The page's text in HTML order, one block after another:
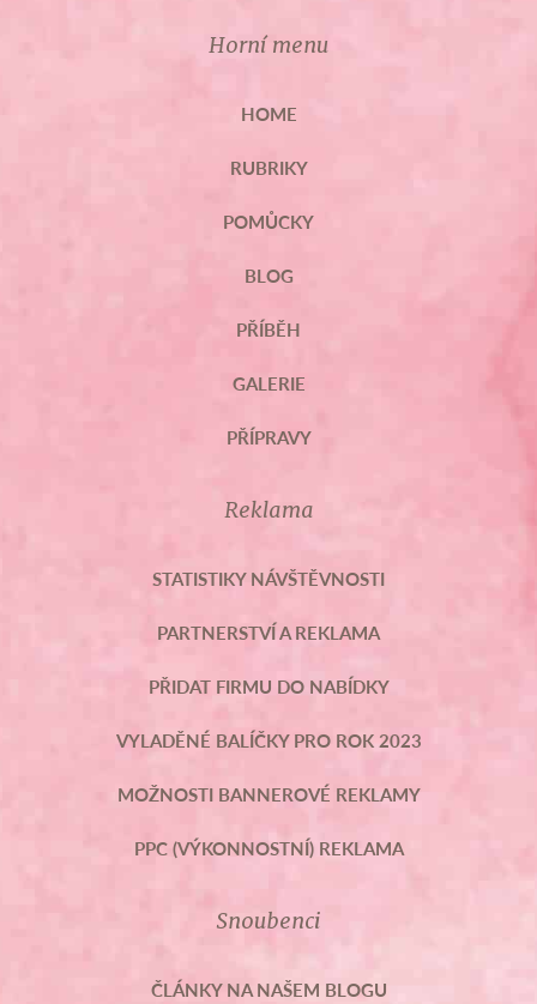
Horní menu
HOME
RUBRIKY
POMŮCKY
BLOG
PŘÍBĚH
GALERIE
PŘÍPRAVY
Reklama
STATISTIKY NÁVŠTĚVNOSTI
PARTNERSTVÍ A REKLAMA
PŘIDAT FIRMU DO NABÍDKY
VYLADĚNÉ BALÍČKY PRO ROK 2023
MOŽNOSTI BANNEROVÉ REKLAMY
PPC (VÝKONNOSTNÍ) REKLAMA
Snoubenci
ČLÁNKY NA NAŠEM BLOGU